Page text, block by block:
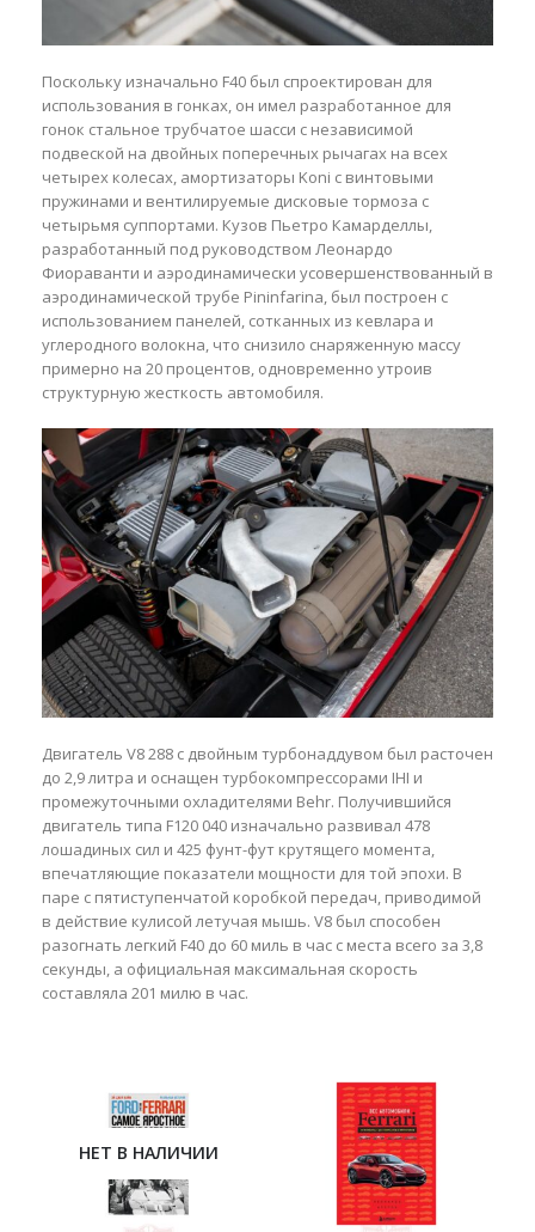
Поскольку изначально F40 был спроектирован для
использования в гонках, он имел разработанное для
гонок стальное трубчатое шасси с независимой
подвеской на двойных поперечных рычагах на всех
четырех колесах, амортизаторы Koni с винтовыми
пружинами и вентилируемые дисковые тормоза с
четырьмя суппортами. Кузов Пьетро Камарделлы,
разработанный под руководством Леонардо
Фиораванти и аэродинамически усовершенствованный в
аэродинамической трубе Pininfarina, был построен с
использованием панелей, сотканных из кевлара и
углеродного волокна, что снизило снаряженную массу
примерно на 20 процентов, одновременно утроив
структурную жесткость автомобиля.
Двигатель V8 288 с двойным турбонаддувом был расточен
до 2,9 литра и оснащен турбокомпрессорами IHI и
промежуточными охладителями Behr. Получившийся
двигатель типа F120 040 изначально развивал 478
лошадиных сил и 425 фунт-фут крутящего момента,
впечатляющие показатели мощности для той эпохи. В
паре с пятиступенчатой ​​коробкой передач, приводимой
в действие кулисой летучая мышь. V8 был способен
разогнать легкий F40 до 60 миль в час с места всего за 3,8
секунды, а официальная максимальная скорость
составляла 201 милю в час.
НЕТ В НАЛИЧИИ